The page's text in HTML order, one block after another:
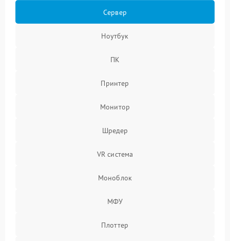
Сервер
Ноутбук
ПК
Принтер
Монитор
Шредер
VR система
Моноблок
МФУ
Плоттер